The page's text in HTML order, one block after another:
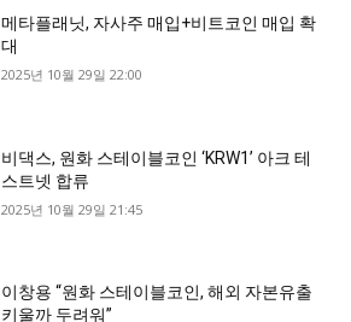
메타플래닛, 자사주 매입+비트코인 매입 확
대
2025년 10월 29일 22:00
비댁스, 원화 스테이블코인 ‘KRW1’ 아크 테
스트넷 합류
2025년 10월 29일 21:45
이창용 “원화 스테이블코인, 해외 자본유출
키울까 두려워”